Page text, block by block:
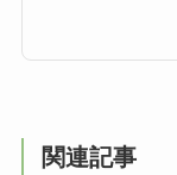
関連記事